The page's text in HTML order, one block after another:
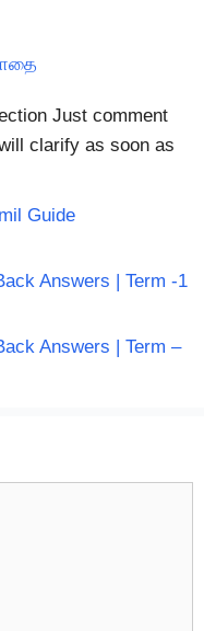
Just comment
clarify as soon as
Guide
Answers | Term -1
Answers | Term –